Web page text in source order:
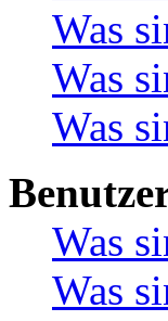
Was
Was
Was
Was
Was